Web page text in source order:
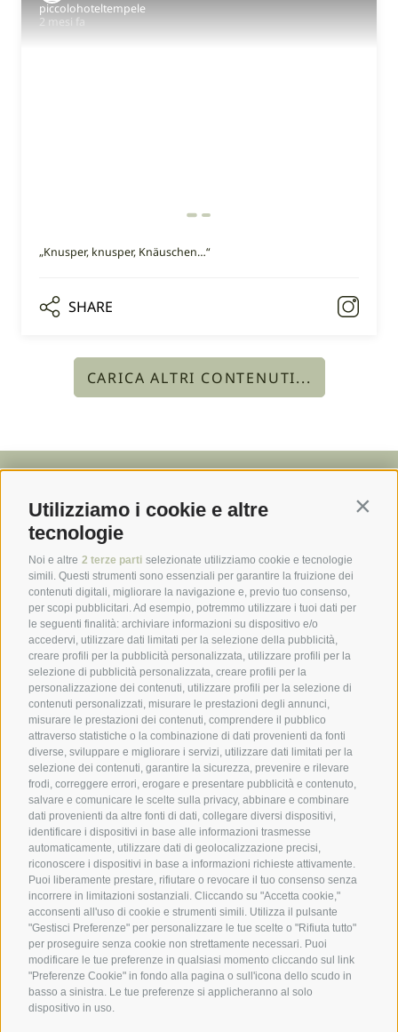
Utilizziamo i cookie e altre
tecnologie
Noi e altre 2 terze parti selezionate utilizziamo cookie e tecnologie
simili. Questi strumenti sono essenziali per garantire la fruizione dei
contenuti digitali, migliorare la navigazione e, previo tuo consenso,
per scopi pubblicitari. Ad esempio, potremmo utilizzare i tuoi dati per
le seguenti finalità: archiviare informazioni su dispositivo e/o
accedervi, utilizzare dati limitati per la selezione della pubblicità,
creare profili per la pubblicità personalizzata, utilizzare profili per la
selezione di pubblicità personalizzata, creare profili per la
personalizzazione dei contenuti, utilizzare profili per la selezione di
contenuti personalizzati, misurare le prestazioni degli annunci,
misurare le prestazioni dei contenuti, comprendere il pubblico
attraverso statistiche o la combinazione di dati provenienti da fonti
diverse, sviluppare e migliorare i servizi, utilizzare dati limitati per la
selezione dei contenuti, garantire la sicurezza, prevenire e rilevare
frodi, correggere errori, erogare e presentare pubblicità e contenuto,
salvare e comunicare le scelte sulla privacy, abbinare e combinare
dati provenienti da altre fonti di dati, collegare diversi dispositivi,
identificare i dispositivi in base alle informazioni trasmesse
automaticamente, utilizzare dati di geolocalizzazione precisi,
riconoscere i dispositivi in base a informazioni richieste attivamente.
Puoi liberamente prestare, rifiutare o revocare il tuo consenso senza
incorrere in limitazioni sostanziali. Cliccando su "Accetta cookie,"
acconsenti all'uso di cookie e strumenti simili. Utilizza il pulsante
"Gestisci Preferenze" per personalizzare le tue scelte o "Rifiuta tutto"
per proseguire senza cookie non strettamente necessari. Puoi
modificare le tue preferenze in qualsiasi momento cliccando sul link
"Preferenze Cookie" in fondo alla pagina o sull'icona dello scudo in
basso a sinistra. Le tue preferenze si applicheranno al solo
dispositivo in uso.
piccolohoteltempele
2 mesi fa
„Knusper, knusper, Knäuschen…“
SHARE
CARICA ALTRI CONTENUTI...
T+39 0474 916 153
WhatsApp+39 347 165 8501
info@piccolohoteltempele.com
Piccolohotel Tempele
Via San Corbiniano 4
39038 San Candido
Alta Pusteria
Link utili
Info utili
Cestino della spesa
Foto & Webcam